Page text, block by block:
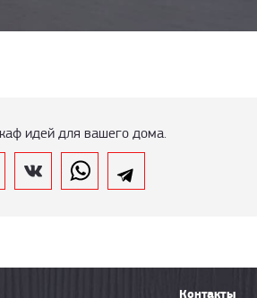
идей для вашего дома.
Контакты